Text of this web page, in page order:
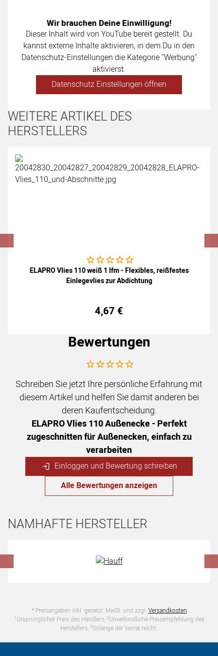
Wir brauchen Deine Einwilligung!
Dieser Inhalt wird von YouTube bereit gestellt. Du
kannst externe Inhalte aktivieren, in dem Du in den
Datenschutz-Einstellungen die Kategorie "Werbung"
aktivierst.
Datenschutz Einstellungen öffnen
WEITERE ARTIKEL DES
HERSTELLERS
Artikel überspringen
Noch keine Bewertungen abgegeben
ELAPRO Vlies 110 weiß 1 lfm - Flexibles, reißfestes
Einlegevlies zur Abdichtung
4,67 €
Bewertungen
Noch keine Bewertungen abgegeben
Schreiben Sie jetzt Ihre persönliche Erfahrung mit
diesem Artikel und helfen Sie damit anderen bei
deren Kaufentscheidung.
ELAPRO Vlies 110 Außenecke - Perfekt
zugeschnitten für Außenecken, einfach zu
verarbeiten
Einloggen und Bewertung schreiben
Alle Bewertungen anzeigen
NAMHAFTE HERSTELLER
* Preisangaben inkl. gesetzl. MwSt. und zzgl. Versandkosten
1 Ursprünglicher Preis des Händlers, 2Unverbindliche Preisempfehlung des
Herstellers, 3Solange der Vorrat reicht.